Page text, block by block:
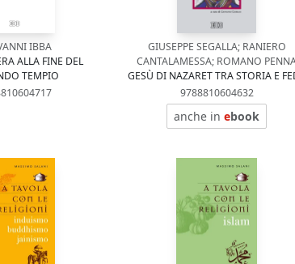
IBBA
ALLA FINE DEL
TEMPIO
GIUSEPPE SEGALLA; RANIERO
CANTALAMESSA; ROMANO
GESÙ DI NAZARET TRA STORIA E
9788810604632
anche in ebook